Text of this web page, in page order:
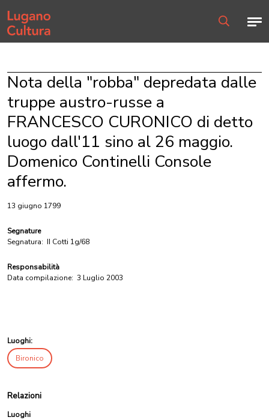
Home page
Nota della "robba" depredata dalle
truppe austro-russe a
FRANCESCO CURONICO di detto
luogo dall'11 sino al 26 maggio.
Domenico Continelli Console
affermo.
13 giugno 1799
Segnature
Segnatura: II Cotti 1g/68
Responsabilità
Data compilazione: 3 Luglio 2003
Luoghi:
Bironico
Relazioni
Luoghi